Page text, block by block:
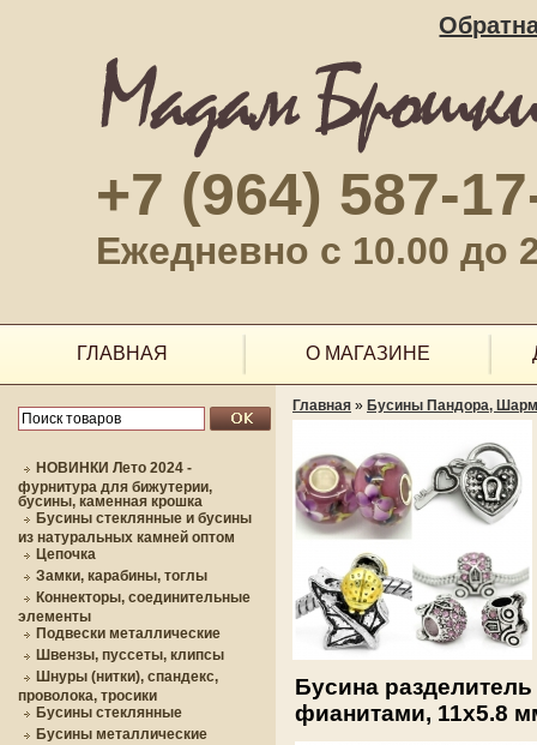
+7 (964) 587-
Ежедневно с 10.00 до
ГЛАВНАЯ О МАГАЗИНЕ
НОВИНКИ Лето 2024 -
фурнитура для бижутерии,
бусины, каменная крошка
Бусины стеклянные и бусины
из натуральных камней оптом
Цепочка
Замки, карабины, тоглы
Коннекторы, соединительные
элементы
Подвески металлические
Швензы, пуссеты, клипсы
Шнуры (нитки), спандекс,
проволока, тросики
Бусины стеклянные
Бусины металлические
Главная » Бусины Пандора,
Бусина
фианитами, 11х5.8